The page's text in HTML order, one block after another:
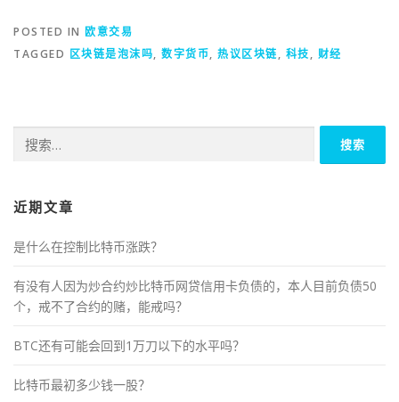
POSTED IN 欧意交易
TAGGED 区块链是泡沫吗, 数字货币, 热议区块链, 科技, 财经
索：
近期文章
是什么在控制比特币涨跌？
有没有人因为炒合约炒比特币网贷信用卡负债的，本人目前负债50
个，戒不了合约的赌，能戒吗？
BTC还有可能会回到1万刀以下的水平吗？
比特币最初多少钱一股？